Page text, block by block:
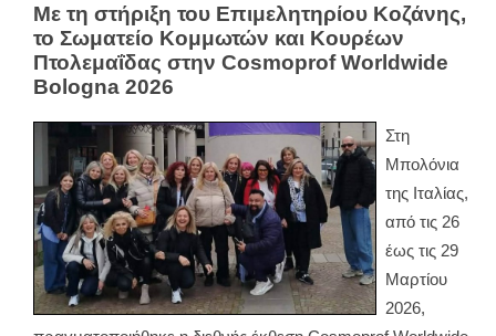
Με τη στήριξη του Επιμελητηρίου Κοζάνης,
το Σωματείο Κομμωτών και Κουρέων
Πτολεμαΐδας στην Cosmoprof Worldwide
Bologna 2026
Στη
Μπολόνια
της Ιταλίας,
από τις 26
έως τις 29
Μαρτίου
2026,